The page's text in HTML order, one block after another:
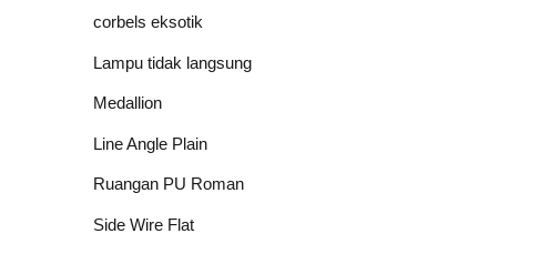
corbels eksotik
Lampu tidak langsung
Medallion
Line Angle Plain
Ruangan PU Roman
Side Wire Flat